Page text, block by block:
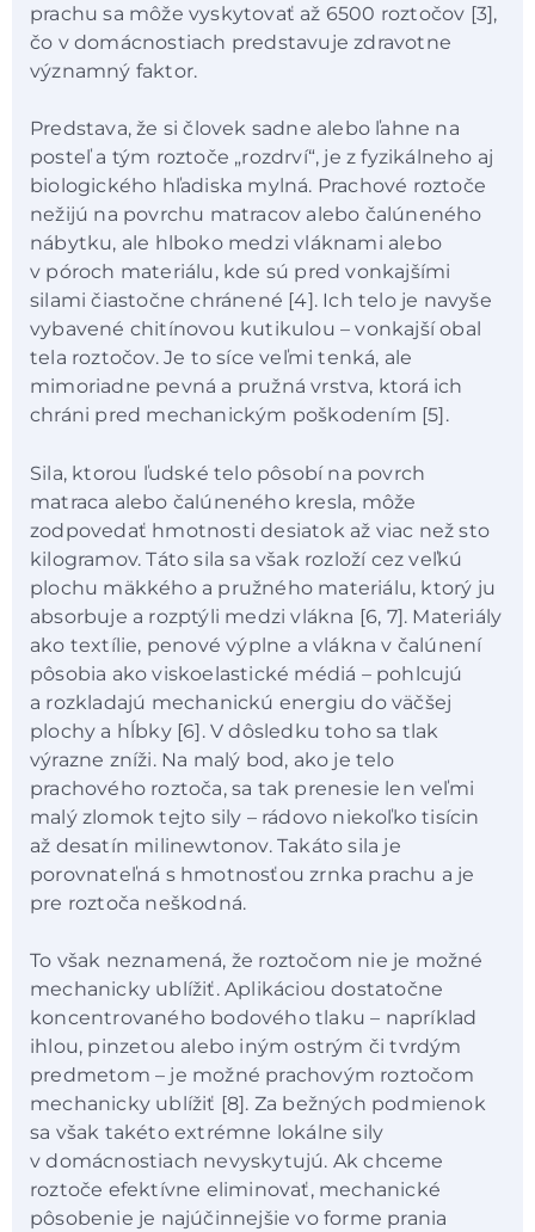
prachu sa môže vyskytovať až 6500 roztočov [3],
čo v domácnostiach predstavuje zdravotne
významný faktor.
Predstava, že si človek sadne alebo ľahne na
posteľ a tým roztoče „rozdrví“, je z fyzikálneho aj
biologického hľadiska mylná. Prachové roztoče
nežijú na povrchu matracov alebo čalúneného
nábytku, ale hlboko medzi vláknami alebo
v póroch materiálu, kde sú pred vonkajšími
silami čiastočne chránené [4]. Ich telo je navyše
vybavené chitínovou kutikulou – vonkajší obal
tela roztočov. Je to síce veľmi tenká, ale
mimoriadne pevná a pružná vrstva, ktorá ich
chráni pred mechanickým poškodením [5].
Sila, ktorou ľudské telo pôsobí na povrch
matraca alebo čalúneného kresla, môže
zodpovedať hmotnosti desiatok až viac než sto
kilogramov. Táto sila sa však rozloží cez veľkú
plochu mäkkého a pružného materiálu, ktorý ju
absorbuje a rozptýli medzi vlákna [6, 7]. Materiály
ako textílie, penové výplne a vlákna v čalúnení
pôsobia ako viskoelastické médiá – pohlcujú
a rozkladajú mechanickú energiu do väčšej
plochy a hĺbky [6]. V dôsledku toho sa tlak
výrazne zníži. Na malý bod, ako je telo
prachového roztoča, sa tak prenesie len veľmi
malý zlomok tejto sily – rádovo niekoľko tisícin
až desatín milinewtonov. Takáto sila je
porovnateľná s hmotnosťou zrnka prachu a je
pre roztoča neškodná.
To však neznamená, že roztočom nie je možné
mechanicky ublížiť. Aplikáciou dostatočne
koncentrovaného bodového tlaku – napríklad
ihlou, pinzetou alebo iným ostrým či tvrdým
predmetom – je možné prachovým roztočom
mechanicky ublížiť [8]. Za bežných podmienok
sa však takéto extrémne lokálne sily
v domácnostiach nevyskytujú. Ak chceme
roztoče efektívne eliminovať, mechanické
pôsobenie je najúčinnejšie vo forme prania